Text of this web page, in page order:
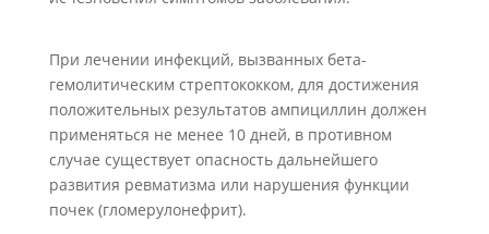
При лечении инфекций, вызванных бета-
гемолитическим стрептококком, для достижения
положительных результатов ампициллин должен
применяться не менее 10 дней, в противном
случае существует опасность дальнейшего
развития ревматизма или нарушения функции
почек (гломерулонефрит).